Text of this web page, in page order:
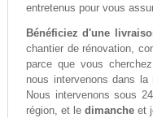
entretenus pour vous
Bénéficiez d'une
chantier de rénovation,
parce que vous
nous intervenons dans
Nous intervenons sous
région, et le dimancheet